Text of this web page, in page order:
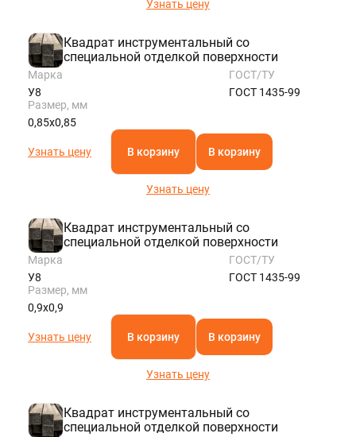
Узнать цену
Квадрат инструментальный со
специальной отделкой поверхности
Марка
У8
ГОСТ/ТУ
ГОСТ 1435-99
Размер, мм
0,85х0,85
Узнать цену В корзину В корзину
Узнать цену
Квадрат инструментальный со
специальной отделкой поверхности
Марка
У8
ГОСТ/ТУ
ГОСТ 1435-99
Размер, мм
0,9х0,9
Узнать цену В корзину В корзину
Узнать цену
Квадрат инструментальный со
специальной отделкой поверхности